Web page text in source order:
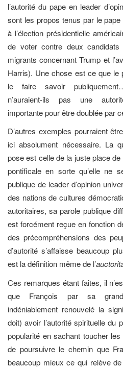
l’autorité du pape en leader
sont les propos tenus par le
à l’élection présidentielle
de voter contre deux
migrants concernant Trump et
Harris). Une chose est ce que le
le faire savoir
n’auraient-ils pas une
importante pour être doublée par
D’autres exemples pourraient
ici absolument nécessaire. La
pose est celle de la juste place de
pontificale en sorte qu’elle ne
publique de leader d’opinion
des nations de cultures
autoritaires, sa parole publique
est forcément reçue en fonction
des précompréhensions des
d’autorité s’affaisse beaucoup
est la définition même de l’
Ces remarques étant faites, il
que François par sa
indéniablement renouvelé la
doit) avoir l’autorité spirituelle du
popularité en sachant toucher
de poursuivre le chemin que
beaucoup mieux ce qui relève